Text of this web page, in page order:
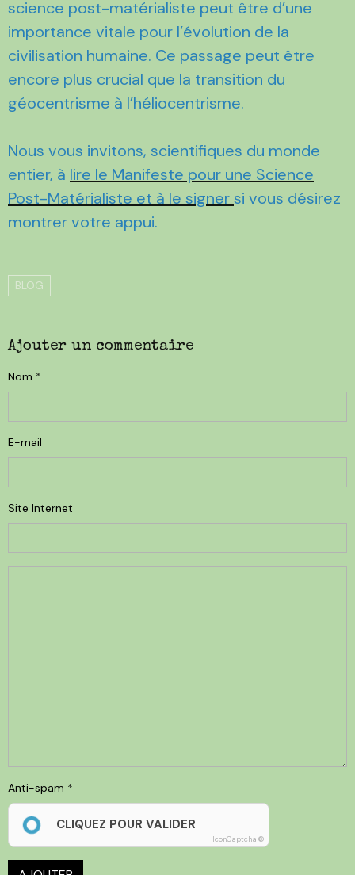
science post-matérialiste peut être d’une
importance vitale pour l’évolution de la
civilisation humaine. Ce passage peut être
encore plus crucial que la transition du
géocentrisme à l’héliocentrisme.
Nous vous invitons, scientifiques du monde
entier, à lire le Manifeste pour une Science
Post-Matérialiste et à le signersi vous désirez
montrer votre appui.
BLOG
Ajouter un commentaire
Nom
E-mail
Site Internet
Anti-spam
CLIQUEZ POUR VALIDER
IconCaptcha ©